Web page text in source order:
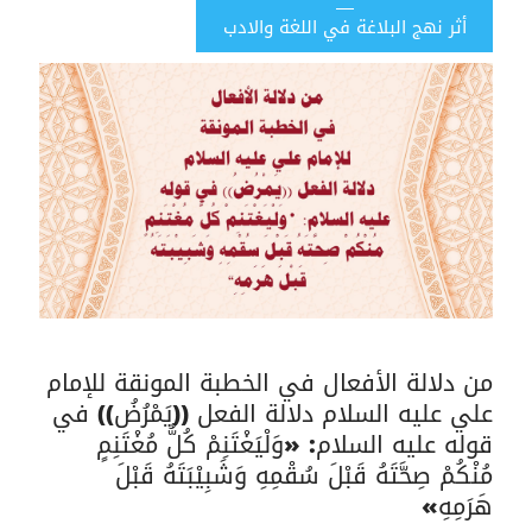
أثر نهج البلاغة في اللغة والادب
من دلالة الأفعال في الخطبة المونقة للإمام
علي عليه السلام دلالة الفعل ((يَمْرُضُ)) في
قوله عليه السلام: «وَلْيَغْتَنِمْ كُلُّ مُغْتَنِمٍ
مُنْكُمْ صِحَّتَهُ قَبْلَ سُقْمِهِ وَشَبِيْبَتَهُ قَبْلَ
هَرَمِهِ»